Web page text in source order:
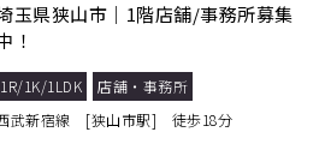
玉県狭山市｜1階店舗/事務所募集
！
1R/1K/1LDK
店舗・事務所
武新宿線 [狭山市駅] 徒歩18分